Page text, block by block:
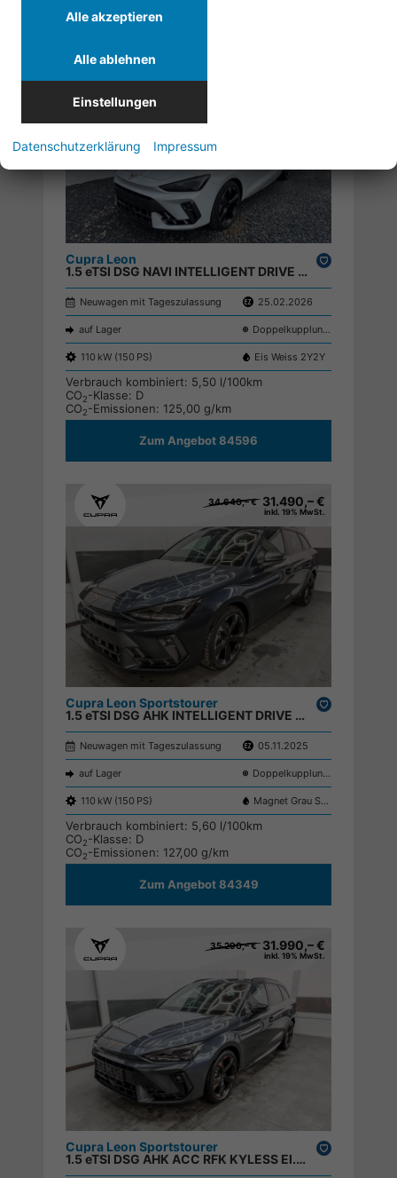
Cupra Leon
1.5 eTSI DSG NAVI INTELLIGENT DRIVE ACC SHZ KEYLESS ;
Neuwagen mit Tageszulassung 25.02.2026
auf Lager Doppelkupplungsgetriebe (DSG)
110 kW (150 PS) Eis Weiss 2Y2Y
Verbrauch kombiniert: 5,50 l/100km
CO2-Klasse: D
CO2-Emissionen: 125,00 g/km
Zum Angebot 84596
34.640,– € 31.490,– €
inkl. 19% MwSt.
Cupra Leon Sportstourer
1.5 eTSI DSG AHK INTELLIGENT DRIVE KEYLESS ;
Neuwagen mit Tageszulassung 05.11.2025
auf Lager Doppelkupplungsgetriebe (DSG)
110 kW (150 PS) Magnet Grau S7S7
Verbrauch kombiniert: 5,60 l/100km
CO2-Klasse: D
CO2-Emissionen: 127,00 g/km
Zum Angebot 84349
35.290,– € 31.990,– €
inkl. 19% MwSt.
Cupra Leon Sportstourer
1.5 eTSI DSG AHK ACC RFK KYLESS El.Heckklappe ;
Alle akzeptieren
Alle ablehnen
Einstellungen
Datenschutzerklärung Impressum